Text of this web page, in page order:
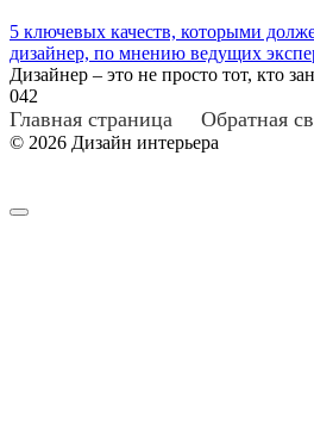
5 ключевых качеств, которыми
дизайнер, по мнению ведущих
Дизайнер – это не просто тот, кто
042
Главная страница Обратная
© 2026 Дизайн интерьера